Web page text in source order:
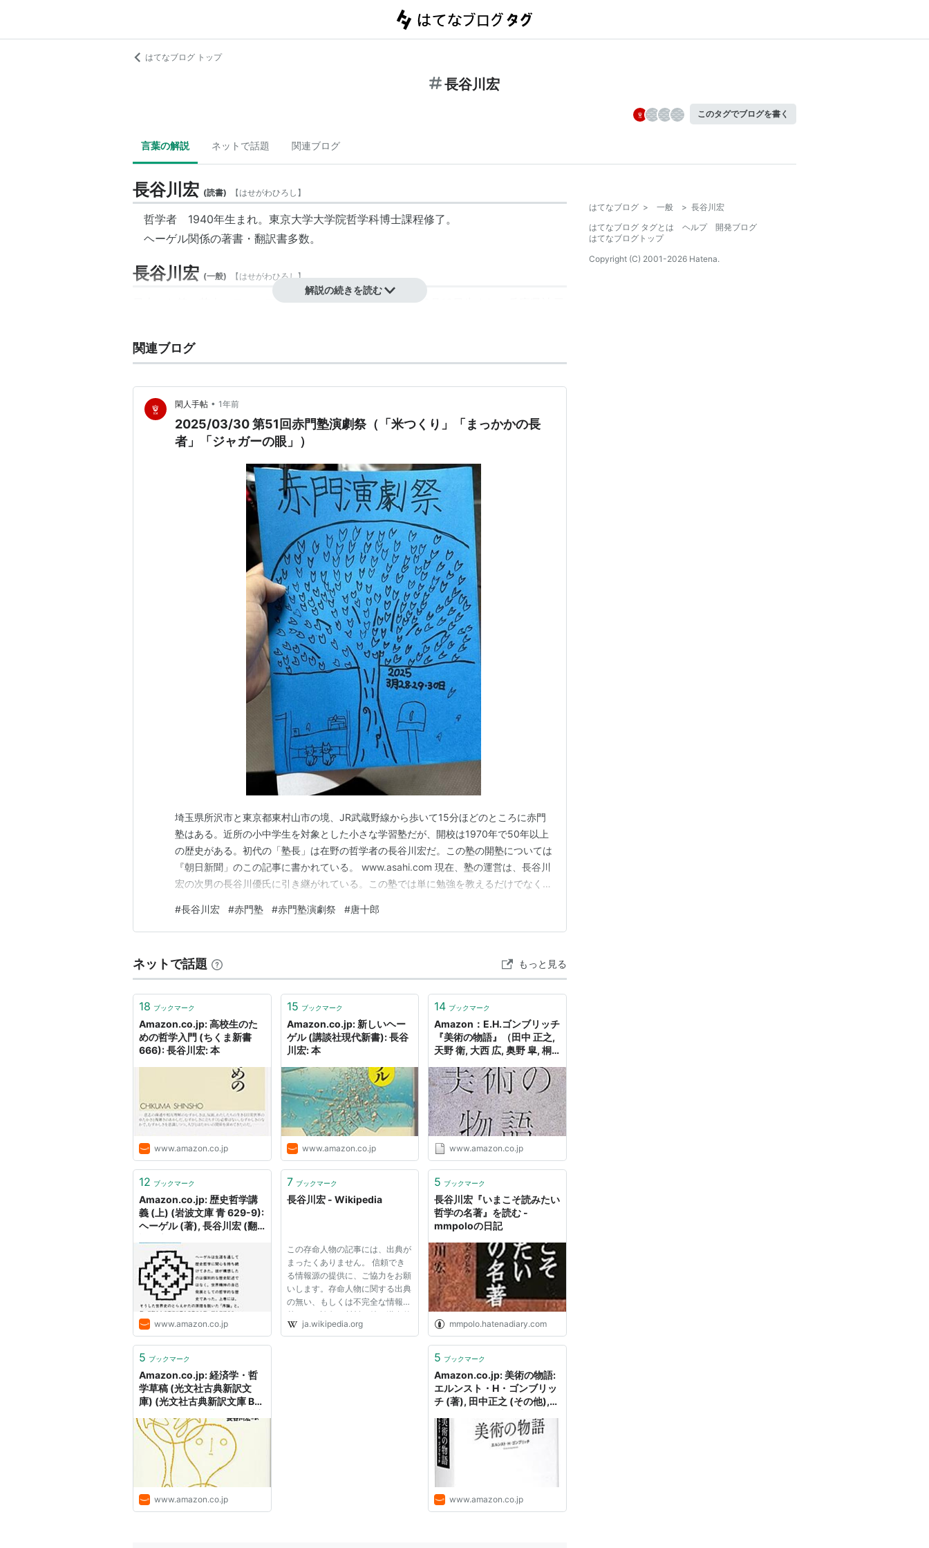
はてなブログ トップ
長谷川宏
このタグでブログを書く
言葉の解説 ネットで話題 関連ブログ
長谷川宏 (読書) 【はせがわひろし 】
哲学者 1940年生まれ。東京大学大学院哲学科博士課程修了。
ヘーゲル関係の著書・翻訳書多数。
長谷川宏 (一般) 【はせがわひろし】
日本のお笑い芸人。ティーアップのツッコミ担当。1967年3月18日生まれ。兵庫県神戸
解説の続きを読む
関連ブログ
閑人手帖 • 1年前
2025/03/30 第51回赤門塾演劇祭（「米つくり」「まっかかの長
者」「ジャガーの眼」）
埼玉県所沢市と東京都東村山市の境、JR武蔵野線から歩いて15分ほどのところに赤門
塾はある。近所の小中学生を対象とした小さな学習塾だが、開校は1970年で50年以上
の歴史がある。初代の「塾長」は在野の哲学者の長谷川宏だ。この塾の開塾については
『朝日新聞」のこの記事に書かれている。 www.asahi.com 現在、塾の運営は、長谷川
宏の次男の長谷川優氏に引き継がれている。この塾では単に勉強を教えるだけでなく、
中止になった年を除き、継続的に毎年三月末の週末に行われているのが赤門塾演劇祭
だ。この演劇祭には、塾の現役生徒で…
#長谷川宏 #赤門塾 #赤門塾演劇祭 #唐十郎
ネットで話題 もっと見る
18 ブックマーク
Amazon.co.jp: 高校生のた
めの哲学入門 (ちくま新書
666): 長谷川宏: 本
www.amazon.co.jp
15 ブックマーク
Amazon.co.jp: 新しいヘー
ゲル (講談社現代新書): 長谷
川宏: 本
www.amazon.co.jp
14 ブックマーク
Amazon：E.H.ゴンブリッチ
『美術の物語』（田中 正之,
天野 衛, 大西 広, 奥野 皐, 桐
子, 林 道郎, 宮腰 直人 訳）
www.amazon.co.jp
12 ブックマーク
Amazon.co.jp: 歴史哲学講
義 (上) (岩波文庫 青 629-9):
ヘーゲル (著), 長谷川宏 (翻
www.amazon.co.jp
7 ブックマーク
長谷川宏 - Wikipedia
この存命人物の記事には、出典が
まったくありません。 信頼でき
る情報源の提供に、ご協力をお願
いします。存命人物に関する出典
の無い、もしくは不完全な情報に
基づいた論争の材料、特に潜在的
に中傷・誹謗・名誉毀損あるいは
ja.wikipedia.org
5 ブックマーク
長谷川宏『いまこそ読みたい
哲学の名著』を読む -
mmpoloの日記
mmpolo.hatenadiary.com
5 ブックマーク
Amazon.co.jp: 経済学・哲
学草稿 (光文社古典新訳文
庫) (光文社古典新訳文庫 Bマ
(翻訳): 本
www.amazon.co.jp
5 ブックマーク
Amazon.co.jp: 美術の物語:
エルンスト・H・ゴンブリッ
チ (著), 田中正之 (その他),
奥野皐 (翻訳), 桐山宣雄 (翻
訳), 長谷川宏 (翻訳), 長谷川
摂子 (翻訳), 林道郎 (翻訳),
宮腰直人 (翻訳): 本
www.amazon.co.jp
はてなブログ > 一般 > 長谷川宏
はてなブログ タグとは
ヘルプ
開発ブログ
はてなブログトップ
Copyright (C) 2001-2026 Hatena.